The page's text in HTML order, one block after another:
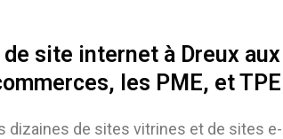
site internet à Dreux
les PME, et TPE
dizaines de sites vitrines et de sites